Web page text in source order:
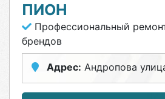
ПИОН
Профессиональный
брендов
Адрес: Андропова